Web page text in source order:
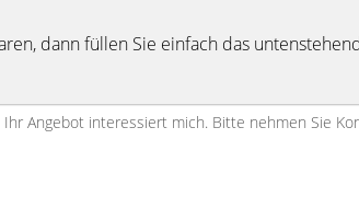
dann füllen Sie einfach das